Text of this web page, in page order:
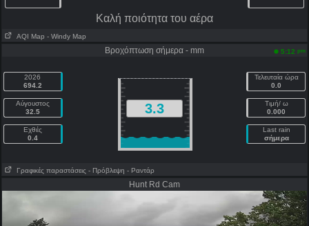
Kαλή ποιότητα του αέρα
AQI Map - Windy Map
Βροχόπτωση σήμερα - mm 5:12 pm
2026
694.2
Αύγουστος
32.5
Εχθές
0.4
3.3
Τελευταία ώρα
0.0
Τιμή/ ω
0.000
Last rain
σήμερα
Γραφικές παραστάσεις - Πρόβλεψη - Ραντάρ
Hunt Rd Cam